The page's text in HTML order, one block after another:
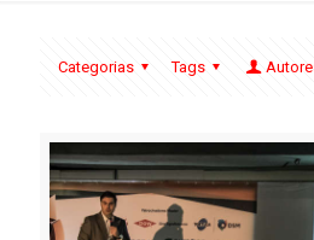
Categorias Tags